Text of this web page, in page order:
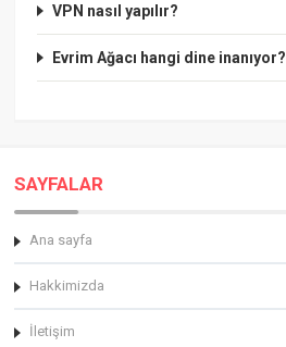
VPN nasıl yapılır?
Evrim Ağacı hangi dine inanıyor?
SAYFALAR
Ana sayfa
Hakkimizda
İletişim